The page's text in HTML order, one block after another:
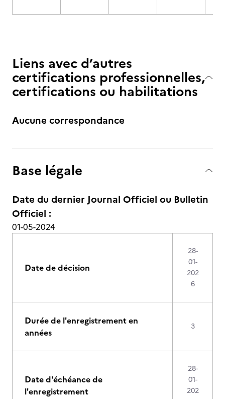
Liens avec d’autres
certifications professionnelles,
certifications ou habilitations
Aucune correspondance
Base légale
Date du dernier Journal Officiel ou Bulletin
Officiel :
01-05-2024
Date de décision
28-
01-
202
6
Durée de l'enregistrement en
années
3
Date d'échéance de
l'enregistrement
28-
01-
202